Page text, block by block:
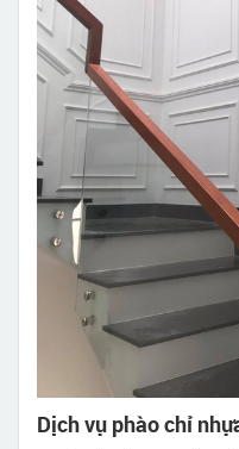
Dịch vụ phào chỉ